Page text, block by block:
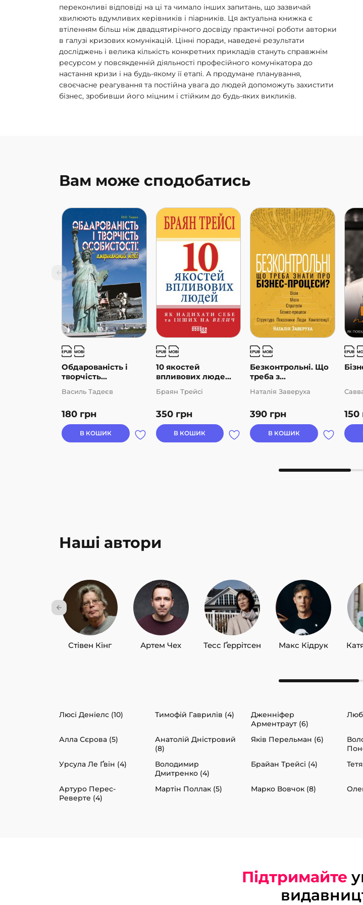
переконливі відповіді на ці та чимало інших запитань, що зазвичай
хвилюють вдумливих керівників і піарників. Ця актуальна книжка є
втіленням більш ніж двадцятирічного досвіду практичної роботи авторки
в галузі кризових комунікацій. Цінні поради, наведені результати
досліджень і велика кількість конкретних прикладів стануть справжнім
ресурсом у повсякденній діяльності професійного комунікатора до
настання кризи і на будь-якому її етапі. А продумане планування,
своєчасне реагування та постійна увага до людей допоможуть захистити
бізнес, зробивши його міцним і стійким до будь-яких викликів.
Вам може сподобатись
Обдарованість і
творчість...
180 грн
Василь Тадеєв
В КОШИК
10 якостей
впливових люде...
350 грн
Браян Трейсі
В КОШИК
Безконтрольні. Що
треба з...
390 грн
Наталія Заверуха
В КОШИК
150
Наші автори
Стівен Кінг Артем Чех Тесс Ґеррітсен Макс Кідрук
Люсі Деніелс (10) Тимофій Гаврилів (4)
Дженніфер
Арментраут (6)
Алла Сєрова (5)
Анатолій Дністровий
(8)
Яків Перельман (6)
Урсула Ле Ґвін (4)
Володимир
Дмитренко (4)
Брайан Трейсі (4)
Артуро Перес-
Реверте (4)
Мартін Поллак (5) Марко Вовчок (8)
Підтримайте